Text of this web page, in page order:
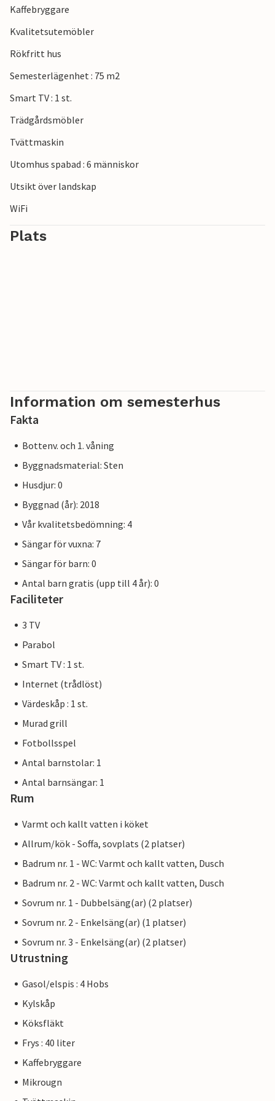
Kaffebryggare
Kvalitetsutemöbler
Rökfritt hus
Semesterlägenhet : 75 m2
Smart TV : 1 st.
Trädgårdsmöbler
Tvättmaskin
Utomhus spabad : 6 människor
Utsikt över landskap
WiFi
Plats
Information om semesterhus
Fakta
Bottenv. och 1. våning
Byggnadsmaterial: Sten
Husdjur: 0
Byggnad (år): 2018
Vår kvalitetsbedömning: 4
Sängar för vuxna: 7
Sängar för barn: 0
Antal barn gratis (upp till 4 år): 0
Faciliteter
3 TV
Parabol
Smart TV : 1 st.
Internet (trådlöst)
Värdeskåp : 1 st.
Murad grill
Fotbollsspel
Antal barnstolar: 1
Antal barnsängar: 1
Rum
Varmt och kallt vatten i köket
Allrum/kök - Soffa, sovplats (2 platser)
Badrum nr. 1 - WC: Varmt och kallt vatten, Dusch
Badrum nr. 2 - WC: Varmt och kallt vatten, Dusch
Sovrum nr. 1 - Dubbelsäng(ar) (2 platser)
Sovrum nr. 2 - Enkelsäng(ar) (1 platser)
Sovrum nr. 3 - Enkelsäng(ar) (2 platser)
Utrustning
Gasol/elspis : 4 Hobs
Kylskåp
Köksfläkt
Frys : 40 liter
Kaffebryggare
Mikrougn